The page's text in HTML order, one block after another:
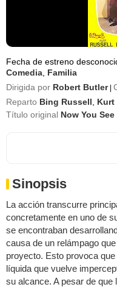
Fecha de estreno
Comedia Familia
Dirigida por Robert Butler
Reparto Bing Russell Kurt
Título original Now You
Sinopsis
La acción transcurre
concretamente en uno de
se encontraban
causa de un relámpago
proyecto. Esto provoca
líquida que vuelve
su alcance. A pesar de